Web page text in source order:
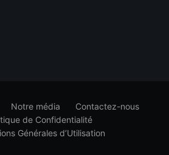
Notre média
Contactez-nous
de Confidentialité
Générales d’Utilisation